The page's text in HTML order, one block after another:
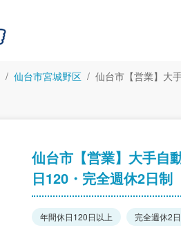
仙台市宮城野区 仙台市【営業】大
仙台市【営業】大手自
日120・完全週休2日制
年間休日120日以上 完全週休2